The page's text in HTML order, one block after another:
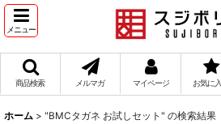
メニュー
商品検索 メルマガ マイページ お気に
ホーム > "BMCタガネ お試しセット" の検索結果